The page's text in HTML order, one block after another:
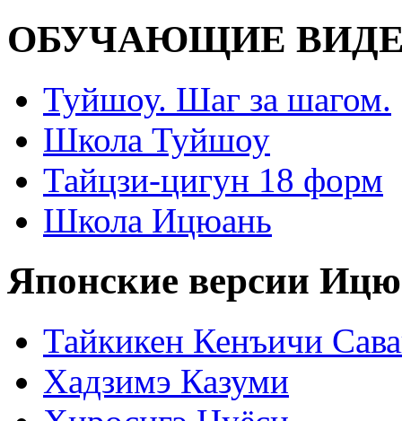
ОБУЧАЮЩИЕ
Туйшоу. Шаг за шагом.
Школа Туйшоу
Тайцзи-цигун 18 форм
Школа Ицюань
Японские версии
Тайкикен Кенъичи
Хадзимэ Казуми